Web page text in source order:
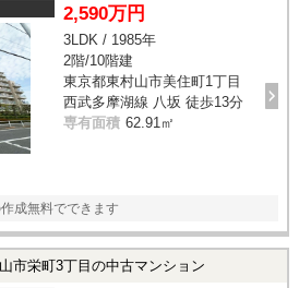
2,590万円
3LDK / 1985年
2階/10階建
東京都東村山市美住町1丁目
西武多摩湖線 八坂 徒歩13分
専有面積 62.91㎡
成無料でできます
市栄町3丁目の中古マンション